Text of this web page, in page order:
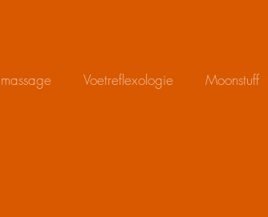
Voetreflexologie Moonstuff